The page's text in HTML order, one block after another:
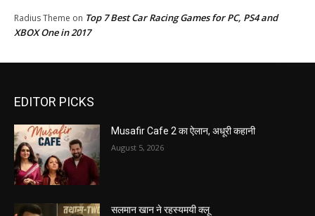
Radius Theme on Top 7 Best Car Racing Games for PC, PS4 and
XBOX One in 2017
EDITOR PICKS
Musafir Cafe 2 का ऐलान, अधूरी कहानी
August 5, 2026
सलमान खान ने रहस्यमयी क्लू